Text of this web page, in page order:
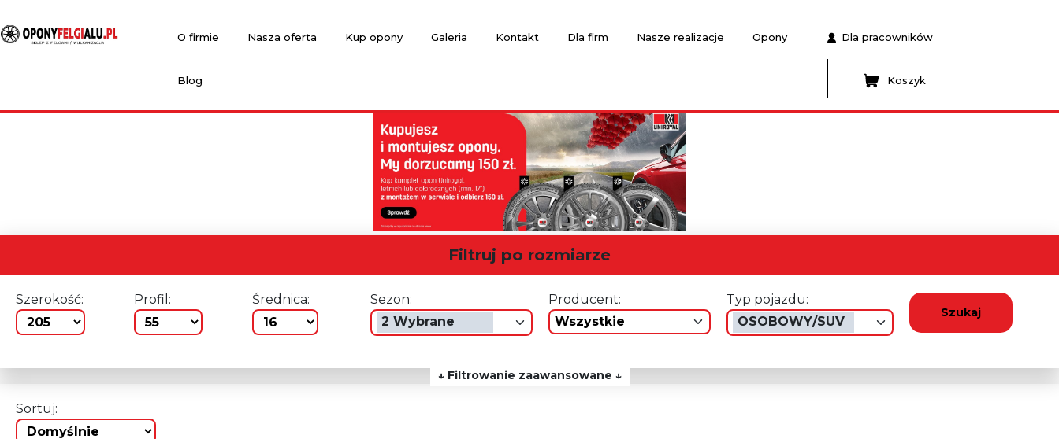
O firmie Nasza oferta Kup opony Galeria Kontakt Dla firm Nasze realizacje Opony
Blog
Dla pracowników
Koszyk
Filtruj po rozmiarze
Szerokość: Profil: Średnica:
Sezon:
2 Wybrane
Producent:
wszystkie
Typ pojazdu:
OSOBOWY/SUV
Szukaj
↓ Filtrowanie zaawansowane ↓
Sortuj: